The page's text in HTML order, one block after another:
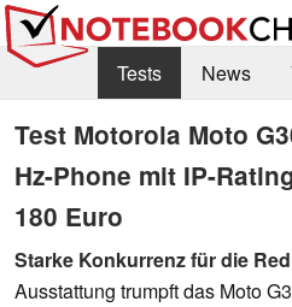
Tests News
Benchmarks & Tech
Kaufberatung
Deals
Forum
Test Motorola Moto
Hz-Phone mit IP-
180 Euro
Starke Konkurrenz für die
Ausstattung trumpft das Moto